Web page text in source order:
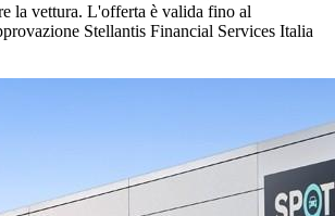
la vettura. L'offerta è valida fino al
Stellantis Financial Services Italia